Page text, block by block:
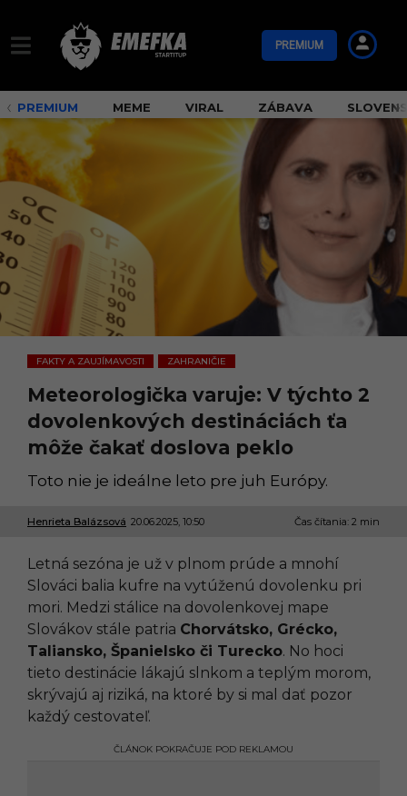
PREMIUM
PREMIUM MEME VIRAL ZÁBAVA
FAKTY A ZAUJÍMAVOSTI
,
ZAHRANIČIE
Meteorologička varuje: V týchto 2
dovolenkových destináciách ťa
môže čakať doslova peklo
Toto nie je ideálne leto pre juh Európy.
Henrieta Balázsová 20.06.2025, 10:50
2
0
6
.
2
5
,
1
0
:
5
Čas čítania: 2 min
Letná sezóna je už v plnom prúde a mnohí
Slováci balia kufre na vytúženú dovolenku pri
mori. Medzi stálice na dovolenkovej mape
Slovákov stále patria Chorvátsko, Grécko,
Taliansko, Španielsko či Turecko. No hoci
tieto destinácie lákajú slnkom a teplým morom,
skrývajú aj riziká, na ktoré by si mal dať pozor
každý cestovateľ.
ČLÁNOK POKRAČUJE POD REKLAMOU